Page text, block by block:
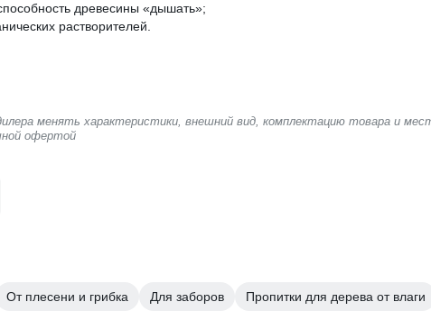
древесины «дышать»;
растворителей.
менять характеристики, внешний вид, комплектацию товара и
офертой
От плесени и грибка Для заборов Пропитки для дерева от влаги